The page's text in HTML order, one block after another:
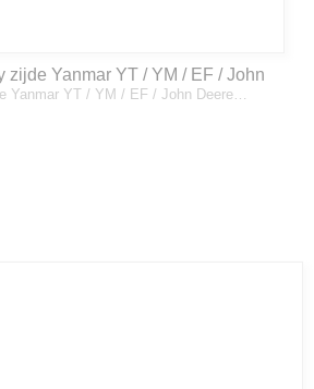
zijde Yanmar YT / YM / EF / John
Yanmar YT / YM / EF / John Deere…